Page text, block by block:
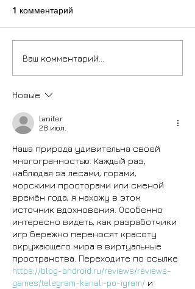
1 комментарий
Ваш комментарий...
Новые
lanifer
28 июл.
Наша природа удивительна своей
многогранностью. Каждый раз,
наблюдая за лесами, горами,
морскими просторами или сменой
времён года, я нахожу в этом
источник вдохновения. Особенно
интересно видеть, как разработчики
игр бережно переносят красоту
окружающего мира в виртуальные
пространства. Переходите по ссылке
https://blog-android.ru/reviews/reviews-
games/telegram-kanali-po-igram/ и